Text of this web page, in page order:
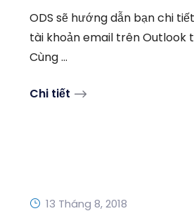
ODS sẽ hướng dẫn bạn chi
tài khoản email trên Outlook
Cùng ...
Chi tiết
13 Tháng 8, 2018